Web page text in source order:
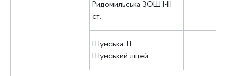
Ридомильська ЗОШ І-ІІІ
ст.
Шумська ТГ -
Шумський ліцей